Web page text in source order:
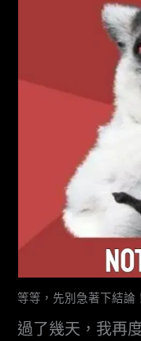
等等，先別急著下結論！
過了幾天，我再